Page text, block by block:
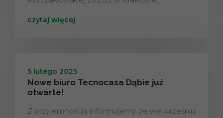
czytaj więcej
5 lutego 2025
Nowe biuro Tecnocasa Dąbie już
otwarte!
Z przyjemnością informujemy, że we wrześniu